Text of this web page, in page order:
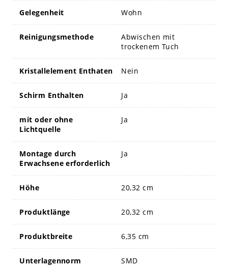
Gelegenheit Wohn
Reinigungsmethode
Abwischen mit
trockenem Tuch
Kristallelement Enthaten Nein
Schirm Enthalten Ja
mit oder ohne
Lichtquelle
Ja
Montage durch
Erwachsene erforderlich
Ja
Höhe 20,32 cm
Produktlänge 20,32 cm
Produktbreite 6,35 cm
Unterlagennorm SMD